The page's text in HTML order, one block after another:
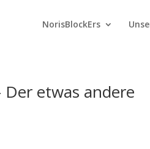
NorisBlockErs
Der etwas andere